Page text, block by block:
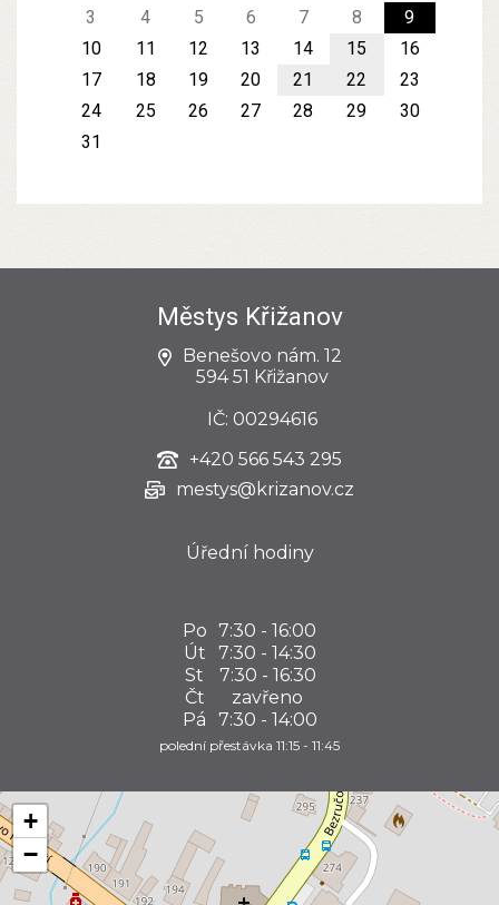
3
4 5 6 7 8
9
10
11 12 13 14 15
16
17
18 19 20 21 22
23
24
25 26 27 28 29
30
31
Městys Křižanov
Benešovo nám. 12
594 51 Křižanov
IČ: 00294616
+420 566 543 295
mestys@krizanov.cz
Úřední hodiny
Po 7:30 - 16:00
Út
7:30 - 14:30
St
7:30 - 16:30
Čt
zavřeno
Pá
7:30 - 14:00
polední přestávka 11:15 - 11:45
+
−